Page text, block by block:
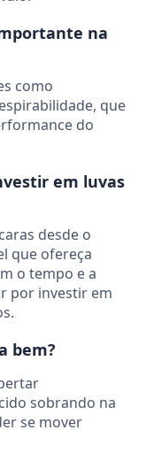
na
como
que
do
em luvas
desde o
que ofereça
o tempo e a
por investir em
bem?
sobrando na
se mover